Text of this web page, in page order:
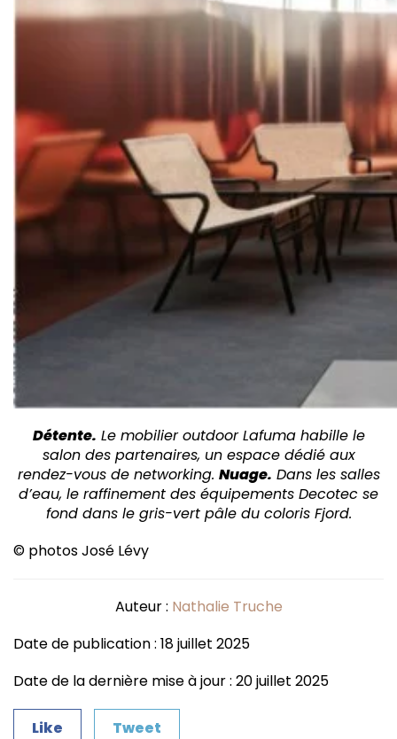
Détente. Le mobilier outdoor Lafuma habille le
salon des partenaires, un espace dédié aux
rendez-vous de networking. Nuage. Dans les salles
d’eau, le raffinement des équipements Decotec se
fond dans le gris-vert pâle du coloris Fjord.
© photos José Lévy
Auteur : Nathalie Truche
Date de publication : 18 juillet 2025
Date de la dernière mise à jour : 20 juillet 2025
Like Tweet